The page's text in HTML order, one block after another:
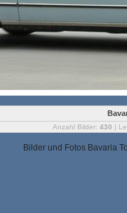
Anzahl Bilder: 430 |
Bilder und Fotos Bavaria